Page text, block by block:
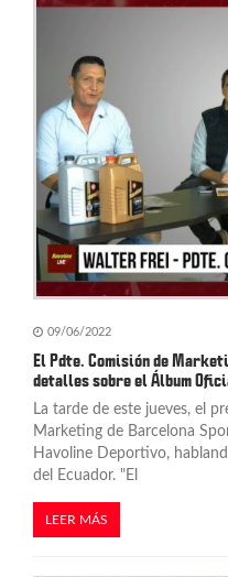
09/06/2022
El Pdte. Comisión de
detalles sobre el Álbum
La tarde de este jueves, el
Marketing de Barcelona
Havoline Deportivo,
del Ecuador. "El
LEER MÁS